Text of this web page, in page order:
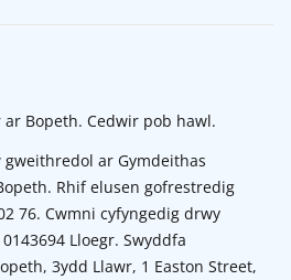
Bopeth. Cedwir pob hawl.
ar Gymdeithas
Rhif elusen gofrestredig
76. Cwmni cyfyngedig drwy
Lloegr. Swyddfa
3ydd Llawr, 1 Easton Street,